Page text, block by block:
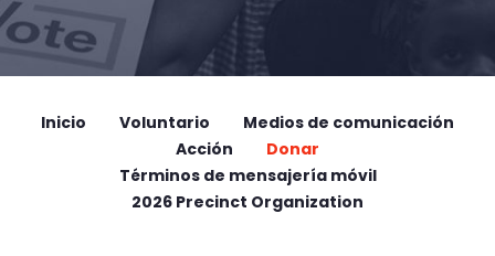
Inicio Voluntario
Medios de comunicación
Acción
Donar
Términos de mensajería móvil
2026 Precinct Organization